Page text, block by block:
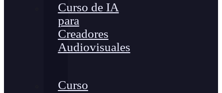
Curso de IA
para
Creadores
Audiovisuales
Curso